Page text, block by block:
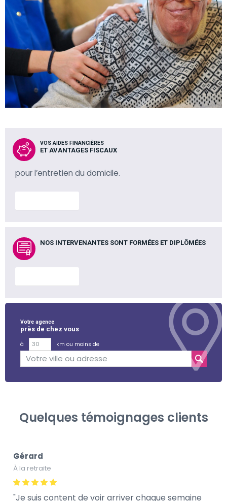
VOS AIDES FINANCIÈRES
ET AVANTAGES FISCAUX
pour l’entretien du domicile.
NOS INTERVENANTES SONT FORMÉES ET DIPLÔMÉES
Votre agence
près de chez vous
à
km ou moins de
Quelques témoignages clients
Gérard
À la retraite
Je suis content de voir arriver chaque semaine